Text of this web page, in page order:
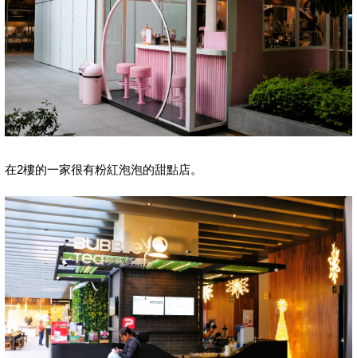
在2樓的一家很有粉紅泡泡的甜點店。